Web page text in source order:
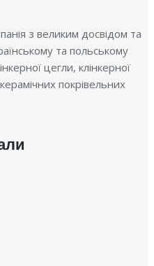
з великим досвідом та
та польському
цегли, клінкерної
покрівельних